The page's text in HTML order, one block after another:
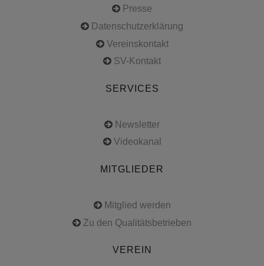
Presse
Datenschutzerklärung
Vereinskontakt
SV-Kontakt
SERVICES
Newsletter
Videokanal
MITGLIEDER
Mitglied werden
Zu den Qualitätsbetrieben
VEREIN